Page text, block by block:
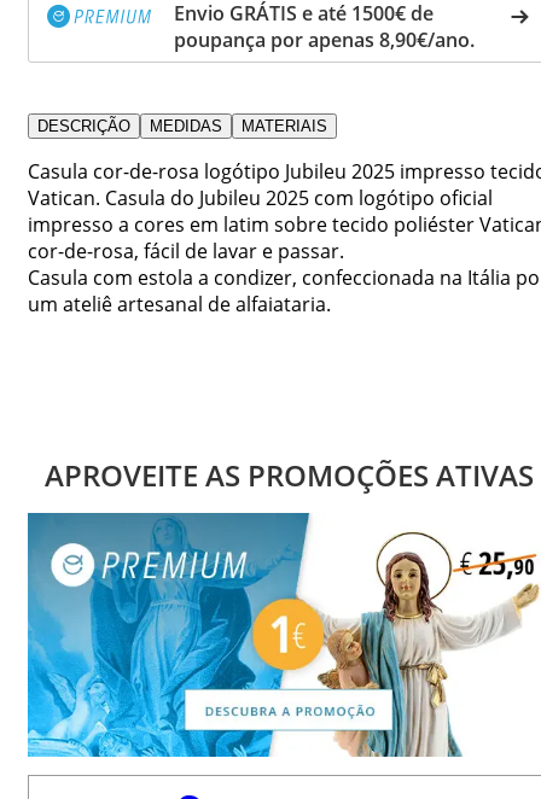
Envio GRÁTIS e até 1500€ de
poupança por apenas 8,90€/ano.
DESCRIÇÃO MEDIDAS MATERIAIS
Casula cor-de-rosa logótipo Jubileu 2025 impresso
Vatican. Casula do Jubileu 2025 com logótipo oficial
impresso a cores em latim sobre tecido poliéster
cor-de-rosa, fácil de lavar e passar.
Casula com estola a condizer, confeccionada na Itália
um ateliê artesanal de alfaiataria.
APROVEITE AS PROMOÇÕES ATIVAS